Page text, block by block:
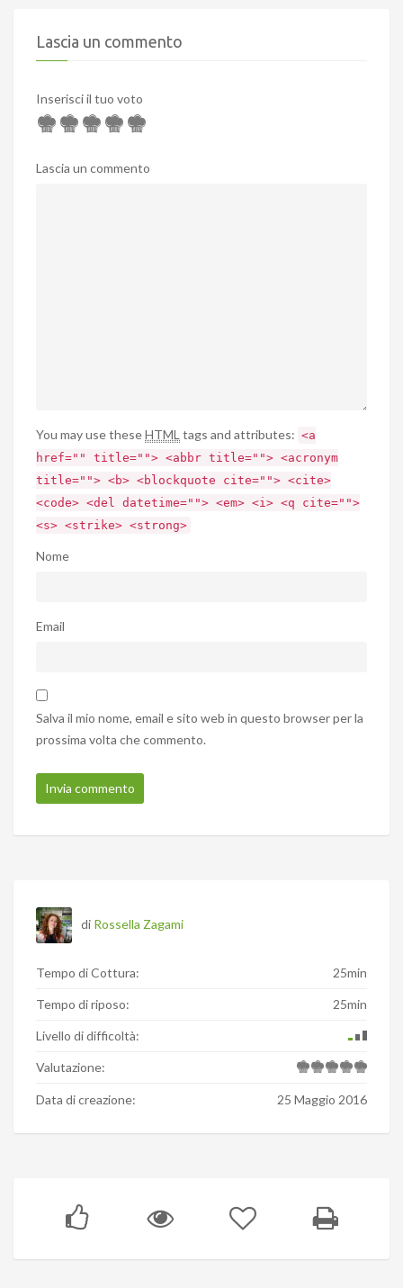
Lascia un commento
Inserisci il tuo voto
Lascia un commento
You may use theseHTML tags and attributes: <a
href="" title=""> <abbr title=""> <acronym
title=""> <b> <blockquote cite=""> <cite>
<code> <del datetime=""> <em> <i> <q cite="">
<s> <strike> <strong>
Nome
Email
Salva il mio nome, email e sito web in questo browser per la
prossima volta che commento.
di Rossella Zagami
Tempo di Cottura: 25min
Tempo di riposo: 25min
Livello di difficoltà:
Valutazione:
Data di creazione: 25 Maggio 2016